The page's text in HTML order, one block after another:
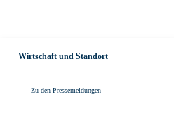
Wirtschaft und Standort
Zu den Pressemeldungen